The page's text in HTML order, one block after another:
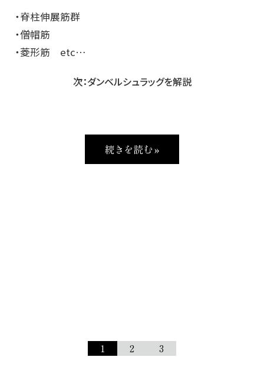
・脊柱伸展筋群
・僧帽筋
・菱形筋 etc…
次：ダンベルシュラッグを解説
続きを読む »
1 2 3